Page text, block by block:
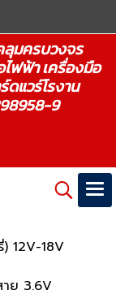
ลุมครบวงจร
ฟฟ้า เครื่องมือ
ดแวร์โรงาน
9
12V-18V
าย 3.6V